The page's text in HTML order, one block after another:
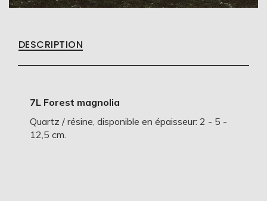
DESCRIPTION
7L Forest magnolia
Quartz / résine, disponible en épaisseur: 2 - 5 -
12,5 cm.